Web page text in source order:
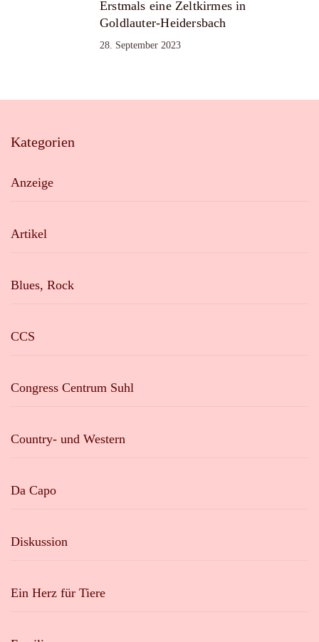
Erstmals eine Zeltkirmes in
Goldlauter-Heidersbach
28. September 2023
Kategorien
Anzeige
Artikel
Blues, Rock
CCS
Congress Centrum Suhl
Country- und Western
Da Capo
Diskussion
Ein Herz für Tiere